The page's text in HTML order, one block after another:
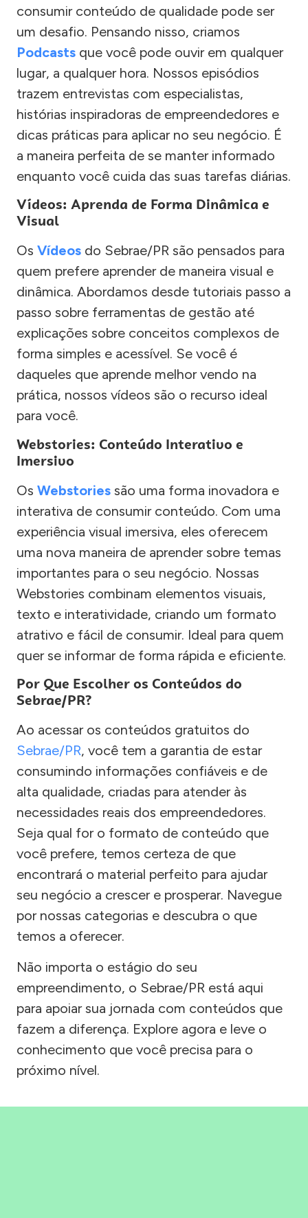
consumir conteúdo de qualidade pode ser
um desafio. Pensando nisso, criamos
Podcasts que você pode ouvir em qualquer
lugar, a qualquer hora. Nossos episódios
trazem entrevistas com especialistas,
histórias inspiradoras de empreendedores e
dicas práticas para aplicar no seu negócio. É
a maneira perfeita de se manter informado
enquanto você cuida das suas tarefas diárias.
Vídeos: Aprenda de Forma Dinâmica e
Visual
Os Vídeos do Sebrae/PR são pensados para
quem prefere aprender de maneira visual e
dinâmica. Abordamos desde tutoriais passo a
passo sobre ferramentas de gestão até
explicações sobre conceitos complexos de
forma simples e acessível. Se você é
daqueles que aprende melhor vendo na
prática, nossos vídeos são o recurso ideal
para você.
Webstories: Conteúdo Interativo e
Imersivo
Os Webstories são uma forma inovadora e
interativa de consumir conteúdo. Com uma
experiência visual imersiva, eles oferecem
uma nova maneira de aprender sobre temas
importantes para o seu negócio. Nossas
Webstories combinam elementos visuais,
texto e interatividade, criando um formato
atrativo e fácil de consumir. Ideal para quem
quer se informar de forma rápida e eficiente.
Por Que Escolher os Conteúdos do
Sebrae/PR?
Ao acessar os conteúdos gratuitos do
Sebrae/PR, você tem a garantia de estar
consumindo informações confiáveis e de
alta qualidade, criadas para atender às
necessidades reais dos empreendedores.
Seja qual for o formato de conteúdo que
você prefere, temos certeza de que
encontrará o material perfeito para ajudar
seu negócio a crescer e prosperar. Navegue
por nossas categorias e descubra o que
temos a oferecer.
Não importa o estágio do seu
empreendimento, o Sebrae/PR está aqui
para apoiar sua jornada com conteúdos que
fazem a diferença. Explore agora e leve o
conhecimento que você precisa para o
próximo nível.